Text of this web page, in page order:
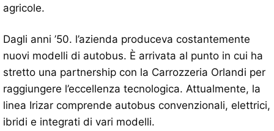
agricole.
Dagli anni ’50. l’azienda produceva costantemente
nuovi modelli di autobus. È arrivata al punto in cui ha
stretto una partnership con la Carrozzeria Orlandi per
raggiungere l’eccellenza tecnologica. Attualmente, la
linea Irizar comprende autobus convenzionali, elettrici,
ibridi e integrati di vari modelli.